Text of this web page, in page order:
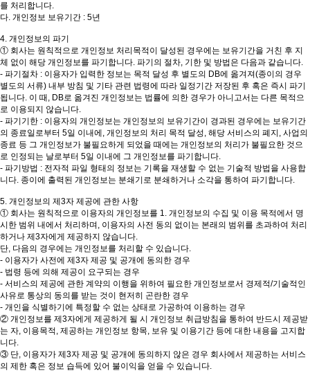
를 처리합니다.
다. 개인정보 보유기간 : 5년
4. 개인정보의 파기
① 회사는 원칙적으로 개인정보 처리목적이 달성된 경우에는 보유기간을 거친 후 지
체 없이 해당 개인정보를 파기합니다. 파기의 절차, 기한 및 방법은 다음과 같습니다.
- 파기절차 : 이용자가 입력한 정보는 목적 달성 후 별도의 DB에 옮겨져(종이의 경우
별도의 서류) 내부 방침 및 기타 관련 법령에 따라 일정기간 저장된 후 혹은 즉시 파기
됩니다. 이 때, DB로 옮겨진 개인정보는 법률에 의한 경우가 아니고서는 다른 목적으
로 이용되지 않습니다.
- 파기기한 : 이용자의 개인정보는 개인정보의 보유기간이 경과된 경우에는 보유기간
의 종료일로부터 5일 이내에, 개인정보의 처리 목적 달성, 해당 서비스의 폐지, 사업의
종료 등 그 개인정보가 불필요하게 되었을 때에는 개인정보의 처리가 불필요한 것으
로 인정되는 날로부터 5일 이내에 그 개인정보를 파기합니다.
- 파기방법 : 전자적 파일 형태의 정보는 기록을 재생할 수 없는 기술적 방법을 사용합
니다. 종이에 출력된 개인정보는 분쇄기로 분쇄하거나 소각을 통하여 파기합니다.
5. 개인정보의 제3자 제공에 관한 사항
① 회사는 원칙적으로 이용자의 개인정보를 1. 개인정보의 수집 및 이용 목적에서 명
시한 범위 내에서 처리하며, 이용자의 사전 동의 없이는 본래의 범위를 초과하여 처리
하거나 제3자에게 제공하지 않습니다.
단, 다음의 경우에는 개인정보를 처리할 수 있습니다.
- 이용자가 사전에 제3자 제공 및 공개에 동의한 경우
- 법령 등에 의해 제공이 요구되는 경우
- 서비스의 제공에 관한 계약의 이행을 위하여 필요한 개인정보로서 경제적/기술적인
사유로 통상의 동의를 받는 것이 현저히 곤란한 경우
- 개인을 식별하기에 특정할 수 없는 상태로 가공하여 이용하는 경우
② 개인정보를 제3자에게 제공하게 될 시 개인정보 취급방침을 통하여 반드시 제공받
는 자, 이용목적, 제공하는 개인정보 항목, 보유 및 이용기간 등에 대한 내용을 고지합
니다.
③ 단, 이용자가 제3자 제공 및 공개에 동의하지 않은 경우 회사에서 제공하는 서비스
의 제한 혹은 정보 습득에 있어 불이익을 얻을 수 있습니다.